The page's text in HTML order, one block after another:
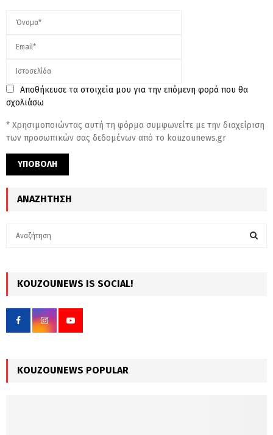
Αποθήκευσε τα στοιχεία μου για την επόμενη φορά που θα
σχολιάσω
* Χρησιμοποιώντας αυτή τη φόρμα συμφωνείτε με την διαχείριση
των προσωπικών σας δεδομένων από το kouzounews.gr
ΑΝΑΖΉΤΗΣΗ
h
f
r
KOUZOUNEWS IS SOCIAL!
KOUZOUNEWS POPULAR